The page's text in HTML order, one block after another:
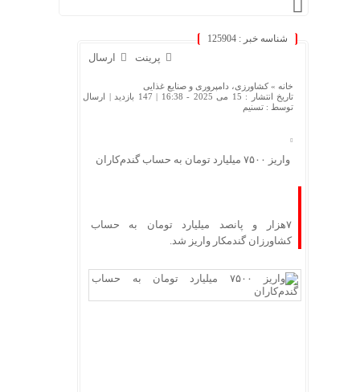
شناسه خبر : 125904
ارسال پرینت
خانه »کشاورزی، دامپروری و صنایع غذایی
تاریخ انتشار : 15 می 2025 - 16:38 |
147 بازدید
| ارسال
توسط : تسنیم
واریز ۷۵۰۰ میلیارد تومان به حساب گندم‌کاران
٧هزار و پانصد میلیارد تومان به حساب
کشاورزان گندمکار واریز شد.